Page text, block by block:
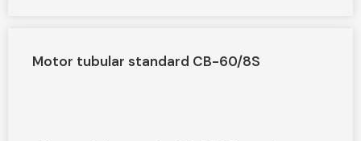
Motor tubular standard CB-60/8S